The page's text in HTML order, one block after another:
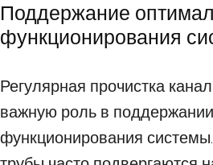
Поддержание
функционирования
Регулярная прочистка
важную роль в
функционирования